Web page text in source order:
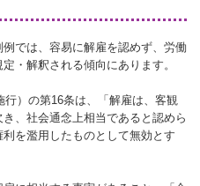
例では、容易に解雇を認めず、労働
・解釈される傾向にあります。
行）の第16条は、「解雇は、客観
、社会通念上相当であると認めら
を濫用したものとして無効とす